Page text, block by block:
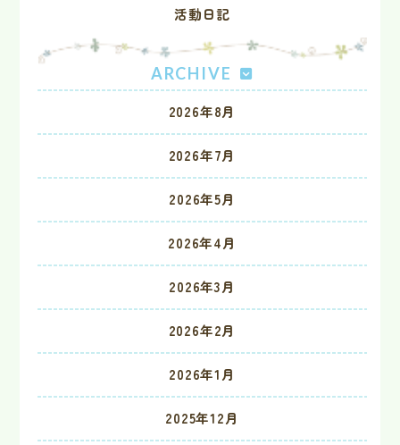
活動日記
ARCHIVE
2026年8月
2026年7月
2026年5月
2026年4月
2026年3月
2026年2月
2026年1月
2025年12月